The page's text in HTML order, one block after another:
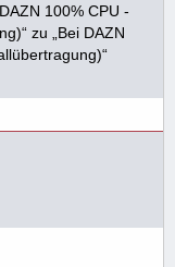
100% CPU -
zu „Bei DAZN